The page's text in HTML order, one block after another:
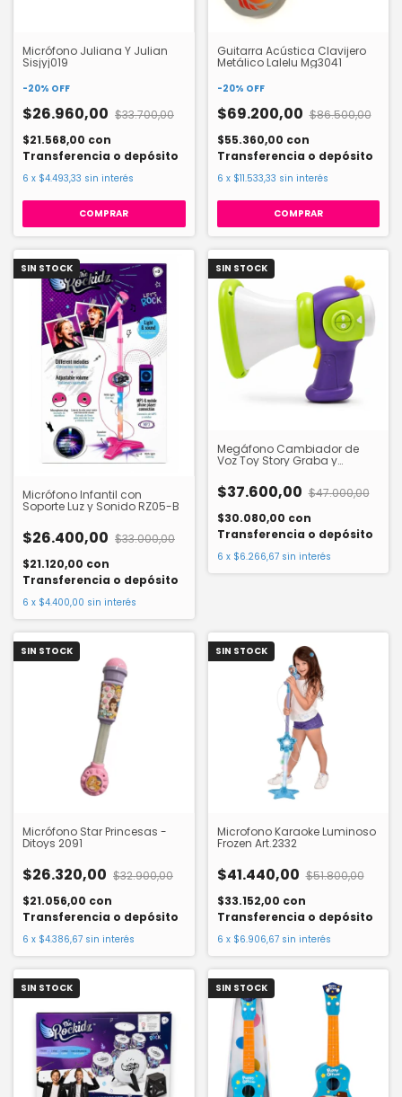
Micrófono Juliana Y Julian
Sisjyj019
-20% OFF
$26.960,00 $33.700,00
$21.568,00 con
Transferencia o depósito
6 x $4.493,33 sin interés
Guitarra Acústica Clavijero
Metálico Lalelu Mg3041
-20% OFF
$69.200,00 $86.500,00
$55.360,00 con
Transferencia o depósito
6 x $11.533,33 sin interés
COMPRAR
SIN STOCK
Micrófono Infantil con
Soporte Luz y Sonido RZ05-B
$26.400,00 $33.000,00
$21.120,00 con
Transferencia o depósito
6 x $4.400,00 sin interés
SIN STOCK
Megáfono Cambiador de
Voz Toy Story Graba y
$37.600,00 $47.000,00
$30.080,00 con
Transferencia o depósito
6 x $6.266,67 sin interés
SIN STOCK
Micrófono Star Princesas -
Ditoys 2091
$26.320,00 $32.900,00
$21.056,00 con
Transferencia o depósito
6 x $4.386,67 sin interés
SIN STOCK
Microfono Karaoke Luminoso
Frozen Art.2332
$41.440,00 $51.800,00
$33.152,00 con
Transferencia o depósito
6 x $6.906,67 sin interés
SIN STOCK SIN STOCK